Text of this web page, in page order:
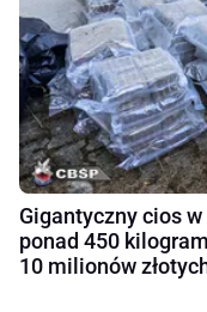
Gigantyczny cios
ponad 450
10 milionów